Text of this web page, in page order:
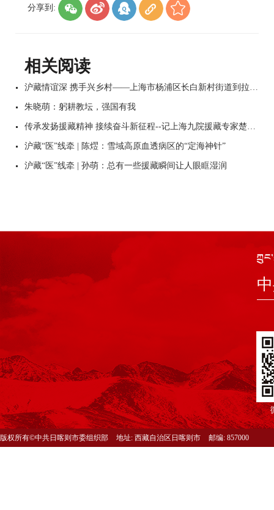
分享到:
相关阅读
沪藏情谊深 携手兴乡村——上海市杨浦区长白新村街道到拉孜县考察调研 “携手兴乡村”工作
朱晓萌：躬耕教坛，强国有我
传承发扬援藏精神 接续奋斗新征程--记上海九院援藏专家楚胜华
沪藏“医”线牵 | 陈熤：雪域高原血透病区的“定海神针”
沪藏“医”线牵 | 孙萌：总有一些援藏瞬间让人眼眶湿润
版权所有©中共日喀则市委组织部 地址: 西藏自治区日喀则市 邮编: 857000